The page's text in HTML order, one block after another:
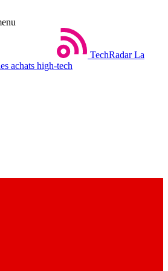
TechRadar La
achats high-tech